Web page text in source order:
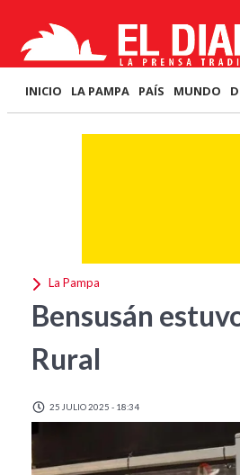
INICIO LA PAMPA PAÍS MUNDO
La Pampa
Bensusán
Rural
25 JULIO 2025 - 18:34